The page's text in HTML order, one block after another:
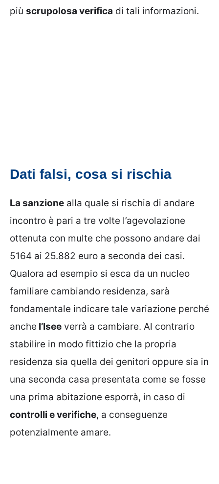
più scrupolosa verifica di tali informazioni.
Dati falsi, cosa si rischia
La sanzione alla quale si rischia di andare
incontro è pari a tre volte l’agevolazione
ottenuta con multe che possono andare dai
5164 ai 25.882 euro a seconda dei casi.
Qualora ad esempio si esca da un nucleo
familiare cambiando residenza, sarà
fondamentale indicare tale variazione perché
anche l’Isee verrà a cambiare. Al contrario
stabilire in modo fittizio che la propria
residenza sia quella dei genitori oppure sia in
una seconda casa presentata come se fosse
una prima abitazione esporrà, in caso di
controlli e verifiche, a conseguenze
potenzialmente amare.